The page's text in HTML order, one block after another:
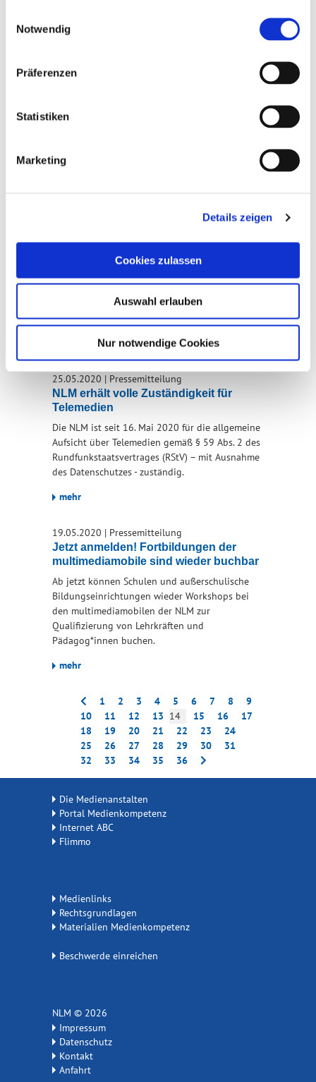
Notwendig
Präferenzen
Statistiken
Marketing
Details zeigen
Cookies zulassen
Auswahl erlauben
Nur notwendige Cookies
NLM beanstandet irreführende
(NLM) hat auf Beschluss der Kommission für
CHANNEL21 GmbH beanstandet.
Führungswechsel bei der NLM: Neuer
Direktor Christian Krebs im Amt
Krebs LL.M. ist seit dem 1. August neuer Direktor
der Niedersächsischen Landesmedienanstalt
(NLM).
25.05.2020 | Pressemitteilung
NLM erhält volle Zuständigkeit für
Telemedien
Die NLM ist seit 16. Mai 2020 für die allgemeine
Aufsicht über Telemedien gemäß § 59 Abs. 2 des
Rundfunkstaatsvertrages (RStV) – mit Ausnahme
des Datenschutzes - zuständig.
mehr
19.05.2020 | Pressemitteilung
Jetzt anmelden! Fortbildungen der
multimediamobile sind wieder buchbar
Ab jetzt können Schulen und außerschulische
Bildungseinrichtungen wieder Workshops bei
den multimediamobilen der NLM zur
Qualifizierung von Lehrkräften und
Pädagog*innen buchen.
mehr
1 2 3 4 5 6 7 8
9
10
11 12 13 14 15 16
17
18
19 20 21 22 23
24
25
26 27 28 29 30
31
32
33 34 35 36
Die Medienanstalten
Portal Medienkompetenz
Internet ABC
Flimmo
Medienlinks
Rechtsgrundlagen
Materialien Medienkompetenz
Beschwerde einreichen
NLM © 2026
Impressum
Datenschutz
Kontakt
Anfahrt